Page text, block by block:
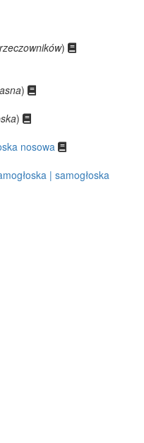
)
)
)
nosowa
| samogłoska